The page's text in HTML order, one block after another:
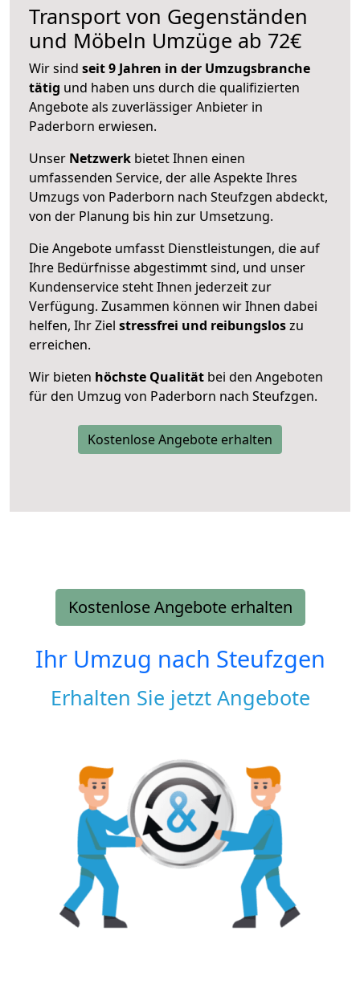
Transport von Gegenständen
und Möbeln Umzüge ab 72€
Wir sind seit 9 Jahren in der Umzugsbranche
tätig und haben uns durch die qualifizierten
Angebote als zuverlässiger Anbieter in
Paderborn erwiesen.
Unser Netzwerk bietet Ihnen einen
umfassenden Service, der alle Aspekte Ihres
Umzugs von Paderborn nach Steufzgen abdeckt,
von der Planung bis hin zur Umsetzung.
Die Angebote umfasst Dienstleistungen, die auf
Ihre Bedürfnisse abgestimmt sind, und unser
Kundenservice steht Ihnen jederzeit zur
Verfügung. Zusammen können wir Ihnen dabei
helfen, Ihr Ziel stressfrei und reibungsloszu
erreichen.
Wir bieten höchste Qualität bei den Angeboten
für den Umzug von Paderborn nach Steufzgen.
Kostenlose Angebote erhalten
Kostenlose Angebote erhalten
Ihr Umzug nach Steufzgen
Erhalten Sie jetzt Angebote